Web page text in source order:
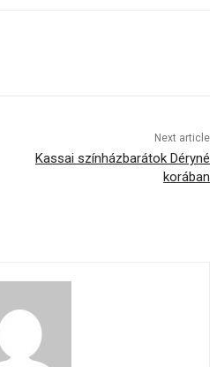
Next article
Kassai színházbarátok Déryné
korában